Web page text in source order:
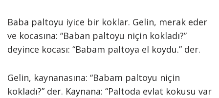
Baba paltoyu iyice bir koklar. Gelin, merak eder
ve kocasına: “Baban paltoyu niçin kokladı?”
deyince kocası: “Babam paltoya el koydu.” der.
Gelin, kaynanasına: “Babam paltoyu niçin
kokladı?” der. Kaynana: “Paltoda evlat kokusu var